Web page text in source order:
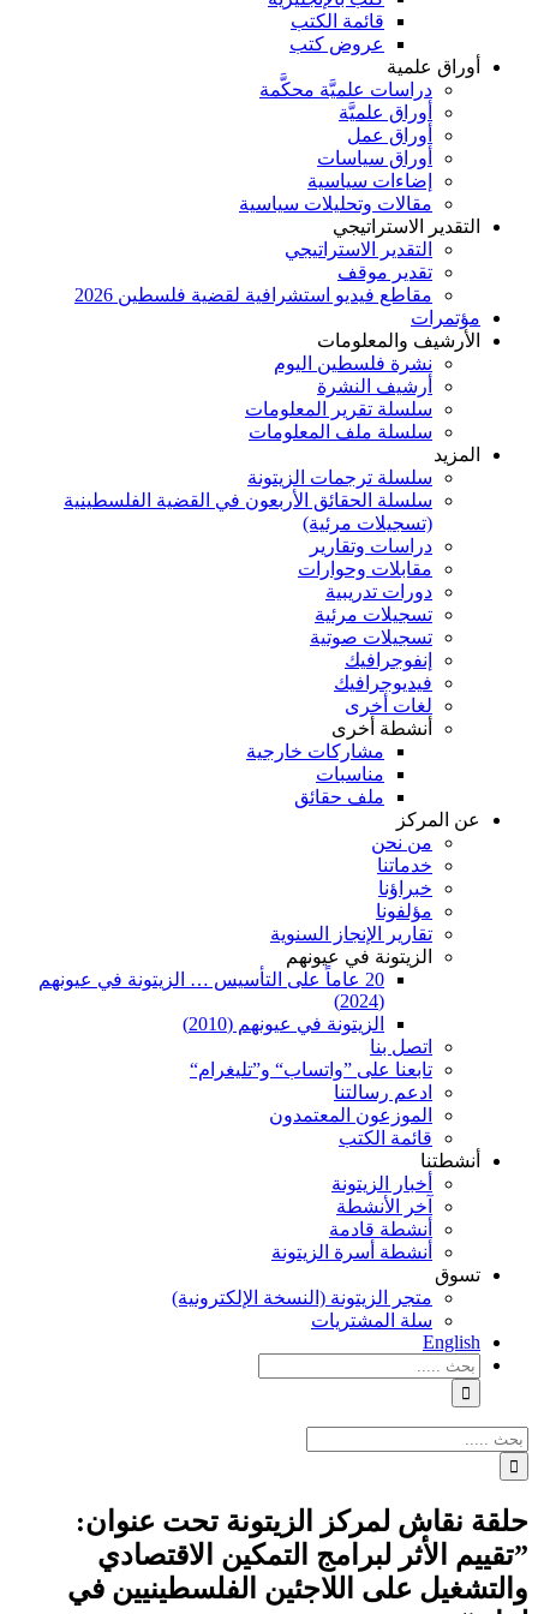
قائمة الكتب
عروض كتب
أوراق علمية
دراسات علميَّة محكَّمة
أوراق علميَّة
أوراق عمل
أوراق سياسات
إضاءات سياسية
مقالات وتحليلات سياسية
التقدير الاستراتيجي
التقدير الاستراتيجي
تقدير موقف
مقاطع فيديو استشرافية لقضية فلسطين 2026
مؤتمرات
الأرشيف والمعلومات
نشرة فلسطين اليوم
أرشيف النشرة
سلسلة تقرير المعلومات
سلسلة ملف المعلومات
المزيد
سلسلة ترجمات الزيتونة
سلسلة الحقائق الأربعون في القضية الفلسطينية
(تسجيلات مرئية)
دراسات وتقارير
مقابلات وحوارات
دورات تدريبية
تسجيلات مرئية
تسجيلات صوتية
إنفوجرافيك
فيديوجرافيك
لغات أخرى
أنشطة أخرى
مشاركات خارجية
مناسبات
ملف حقائق
عن المركز
من نحن
خدماتنا
خبراؤنا
مؤلفونا
تقارير الإنجاز السنوية
الزيتونة في عيونهم
20 عاماً على التأسيس … الزيتونة في عيونهم
(2024)
الزيتونة في عيونهم (2010)
اتصل بنا
تابعنا على ”واتساب“ و”تليغرام“
ادعم رسالتنا
الموزعون المعتمدون
قائمة الكتب
أنشطتنا
أخبار الزيتونة
آخر الأنشطة
أنشطة قادمة
أنشطة أسرة الزيتونة
تسوق
متجر الزيتونة (النسخة الإلكترونية)
سلة المشتريات
English
نتائج
البحث
بالنسبة
الي
:
نتائج
البحث
بالنسبة
الي
:حلقة نقاش لمركز الزيتونة تحت عنوان:
”تقييم الأثر لبرامج التمكين الاقتصادي
والتشغيل على اللاجئين الفلسطينيين في